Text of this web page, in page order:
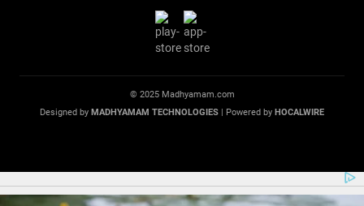
© 2025 Madhyamam.com
Designed by MADHYAMAM TECHNOLOGIES | Powered by HOCALWIRE